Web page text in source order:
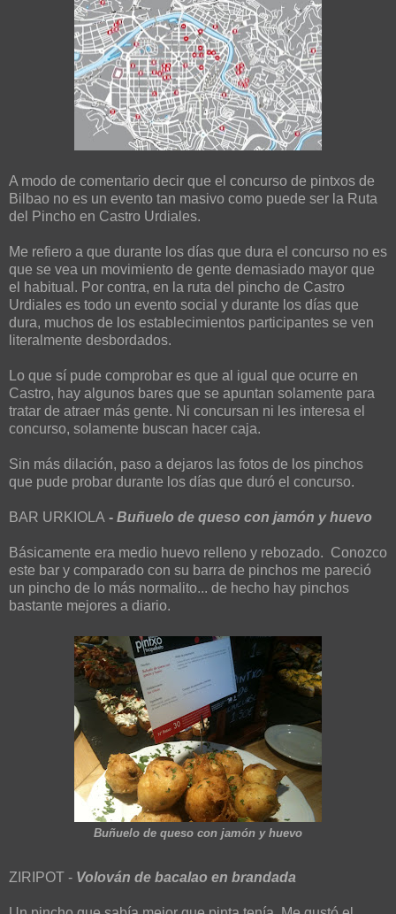
A modo de comentario decir que el concurso de pintxos de
Bilbao no es un evento tan masivo como puede ser la Ruta
del Pincho en Castro Urdiales.
Me refiero a que durante los días que dura el concurso no es
que se vea un movimiento de gente demasiado mayor que
el habitual. Por contra, en la ruta del pincho de Castro
Urdiales es todo un evento social y durante los días que
dura, muchos de los establecimientos participantes se ven
literalmente desbordados.
Lo que sí pude comprobar es que al igual que ocurre en
Castro, hay algunos bares que se apuntan solamente para
tratar de atraer más gente. Ni concursan ni les interesa el
concurso, solamente buscan hacer caja.
Sin más dilación, paso a dejaros las fotos de los pinchos
que pude probar durante los días que duró el concurso.
BAR URKIOLA - Buñuelo de queso con jamón y huevo
Básicamente era medio huevo relleno y rebozado. Conozco
este bar y comparado con su barra de pinchos me pareció
un pincho de lo más normalito... de hecho hay pinchos
bastante mejores a diario.
Buñuelo de queso con jamón y huevo
ZIRIPOT - Volován de bacalao en brandada